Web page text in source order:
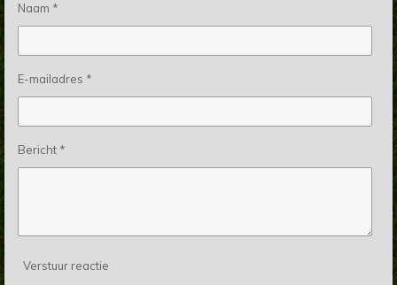
Naam *
E-mailadres *
Bericht *
Verstuur reactie